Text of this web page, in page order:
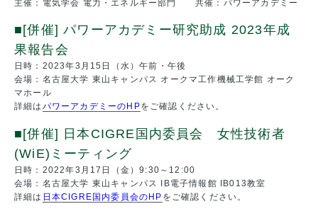
主催：電気学会 電力・エネルギー部門 共催：パワーアカデミー
■[併催] パワーアカデミー研究助成 2023年成
果報告会
日時：2023年3月15日（水）午前・午後
会場：名古屋大学 東山キャンパス オークマ工作機械工学館 オーク
マホール
詳細は パワーアカデミーのHPをご確認ください。
■[併催] 日本CIGRE国内委員会 女性技術者
(WiE)ミーティング
日時：2022年3月17日（金）9:30～12:00
会場：名古屋大学 東山キャンパス IB電子情報館 IB013教室
詳細は 日本CIGRE国内委員会のHP をご確認ください。